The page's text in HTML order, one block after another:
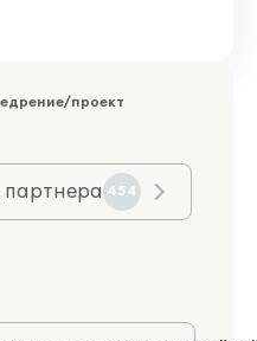
проект
партнера 454